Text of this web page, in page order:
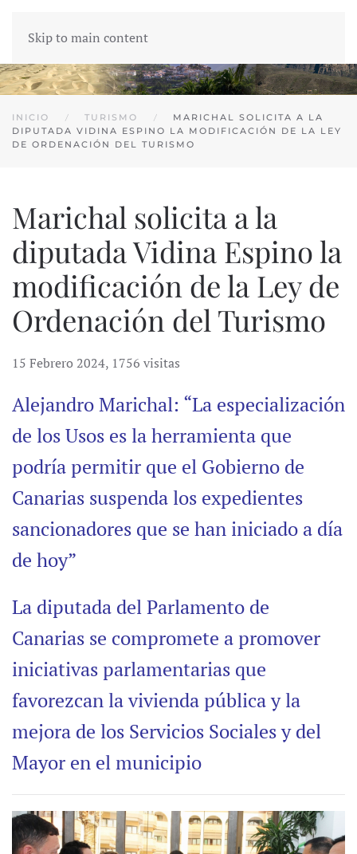
Skip to main content
INICIO TURISMO
MARICHAL SOLICITA A LA
DIPUTADA VIDINA ESPINO LA MODIFICACIÓN DE LA LEY
DE ORDENACIÓN DEL TURISMO
Marichal solicita a la
diputada Vidina Espino la
modificación de la Ley de
Ordenación del Turismo
15 Febrero 2024, 1756 visitas
Alejandro Marichal: “La especialización
de los Usos es la herramienta que
podría permitir que el Gobierno de
Canarias suspenda los expedientes
sancionadores que se han iniciado a día
de hoy”
La diputada del Parlamento de
Canarias se compromete a promover
iniciativas parlamentarias que
favorezcan la vivienda pública y la
mejora de los Servicios Sociales y del
Mayor en el municipio